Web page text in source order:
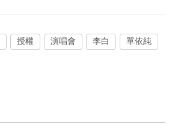
授權 演唱會 李白 單依純